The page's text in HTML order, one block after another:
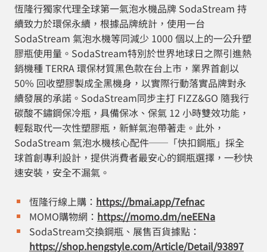
恆隆行獨家代理全球第一氣泡水機品牌 SodaStream 持
續致力於環保永續，根據品牌統計，使用一台
SodaStream 氣泡水機等同減少 1000 個以上的一公升塑
膠瓶使用量。SodaStream特別於世界地球日之際引進熱
銷機種 TERRA 環保材質黑色款在台上市，業界首創以
50% 回收塑膠製成全黑機身，以實際行動落實品牌對永
續發展的承諾。SodaStream同步主打 FIZZ&GO 隨我行
碳酸不鏽鋼保冷瓶，具備保冰、保氣 12 小時雙效功能，
輕鬆取代一次性塑膠瓶，新鮮氣泡帶著走。此外，
SodaStream 氣泡水機核心配件──「快扣鋼瓶」採全
球首創專利設計，提供消費者最安心的鋼瓶選擇，一秒快
速安裝，安全不漏氣。
恆隆行線上購： https://bmai.app/7efnac
MOMO購物網： https://momo.dm/neEENa
SodaStream交換鋼瓶、展售百貨據點：
https://shop.hengstyle.com/Article/Detail/93897